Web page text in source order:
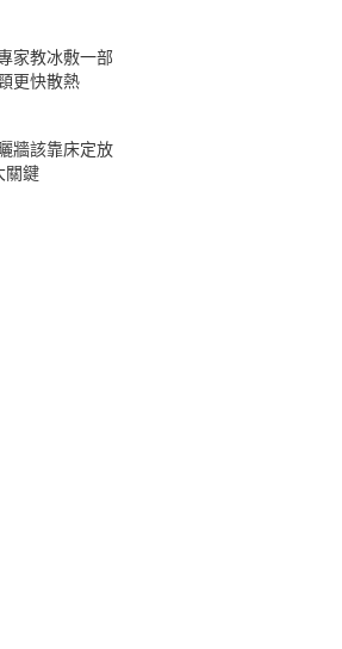
家教冰敷一部
更快散熱
牆該靠床定放
關鍵